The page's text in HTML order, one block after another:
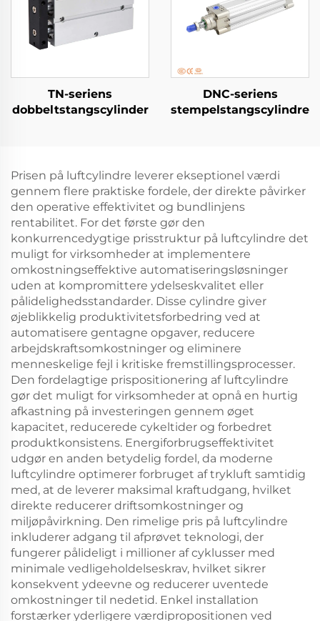
TN-seriens
dobbeltstangscylinder
DNC-seriens
stempelstangscylindre
Prisen på luftcylindre leverer ekseptionel værdi
gennem flere praktiske fordele, der direkte påvirker
den operative effektivitet og bundlinjens
rentabilitet. For det første gør den
konkurrencedygtige prisstruktur på luftcylindre det
muligt for virksomheder at implementere
omkostningseffektive automatiseringsløsninger
uden at kompromittere ydelseskvalitet eller
pålidelighedsstandarder. Disse cylindre giver
øjeblikkelig produktivitetsforbedring ved at
automatisere gentagne opgaver, reducere
arbejdskraftsomkostninger og eliminere
menneskelige fejl i kritiske fremstillingsprocesser.
Den fordelagtige prispositionering af luftcylindre
gør det muligt for virksomheder at opnå en hurtig
afkastning på investeringen gennem øget
kapacitet, reducerede cykeltider og forbedret
produktkonsistens. Energiforbrugseffektivitet
udgør en anden betydelig fordel, da moderne
luftcylindre optimerer forbruget af trykluft samtidig
med, at de leverer maksimal kraftudgang, hvilket
direkte reducerer driftsomkostninger og
miljøpåvirkning. Den rimelige pris på luftcylindre
inkluderer adgang til afprøvet teknologi, der
fungerer pålideligt i millioner af cyklusser med
minimale vedligeholdelseskrav, hvilket sikrer
konsekvent ydeevne og reducerer uventede
omkostninger til nedetid. Enkel installation
forstærker yderligere værdipropositionen ved